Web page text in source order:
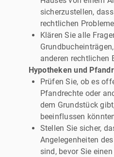
sicherzustellen,
rechtlichen
Klären Sie alle
anderen rechtlichen
Hypotheken und
Prüfen Sie, ob es
Pfandrechte oder
dem Grundstück
beeinflussen
Stellen Sie sicher,
Angelegenheiten
sind, bevor Sie